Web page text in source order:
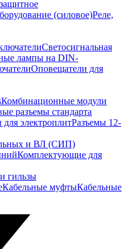
(силовое)Реле,
Светосигнальная
лампы на DIN-
Оповещатели для
Комбинационные модули
разъемы стандарта
для электроплитРазъемы 12-
и ВЛ (СИП)
Комплектующие для
гильзы
Кабельные муфтыКабельные